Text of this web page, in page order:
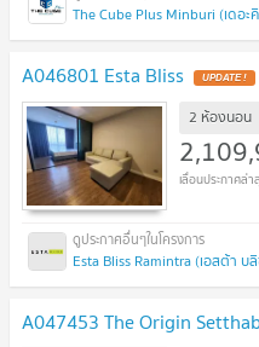
The Cube Plus Minburi (เดอ
A046801 Esta Bliss UPDATE !
2 ห้องนอน
Esta Bliss Ramintra (เอสต้า บ
A047453 The Origin